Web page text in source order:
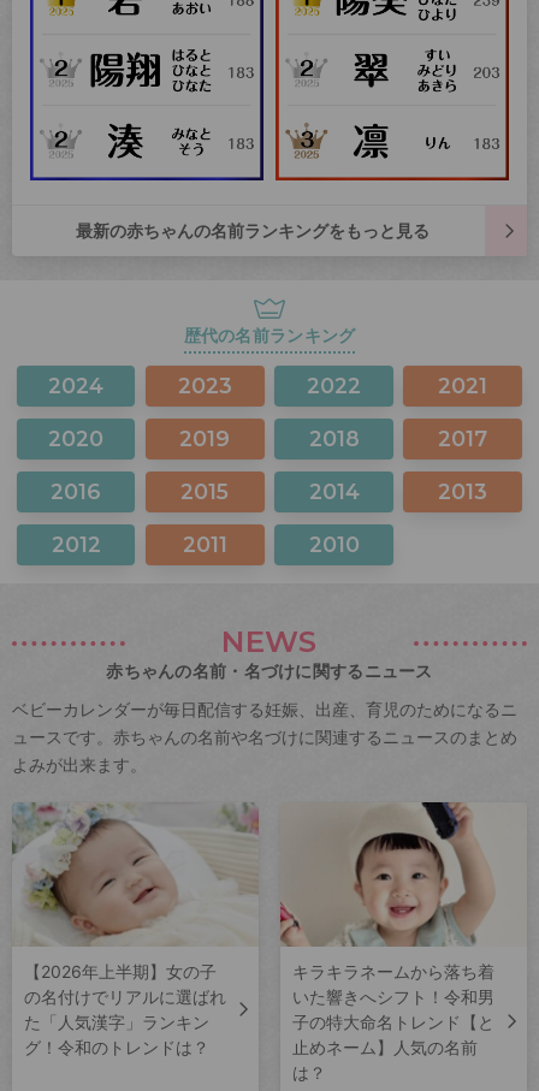
最新の赤ちゃんの名前ランキングをもっと見る
歴代の名前ランキング
2024 2023 2022 2021
2020 2019 2018 2017
2016 2015 2014 2013
2012 2011 2010
NEWS
赤ちゃんの名前・名づけに関するニュース
ベビーカレンダーが毎日配信する妊娠、出産、育児のためになるニ
ュースです。赤ちゃんの名前や名づけに関連するニュースのまとめ
よみが出来ます。
【2026年上半期】女の子
の名付けでリアルに選ばれ
た「人気漢字」ランキン
グ！令和のトレンドは？
キラキラネームから落ち着
いた響きへシフト！令和男
子の特大命名トレンド【と
止めネーム】人気の名前
は？